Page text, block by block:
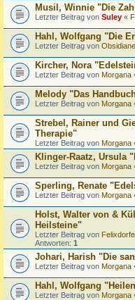
Musil, Winnie "Die
Letzter Beitrag von Suley «
Hahl, Wolfgang "Die
Letzter Beitrag von Obsidiane
Kircher, Nora
Letzter Beitrag von Morgana
Melody "Das
Letzter Beitrag von Morgana
Strebel, Rainer und
Therapie"
Letzter Beitrag von Morgana
Klinger-Raatz, Ursula
Letzter Beitrag von Morgana
Sperling, Renate
Letzter Beitrag von Morgana
Holst, Walter von &
Heilsteine"
Letzter Beitrag von
Antworten: 1
Johari, Harish "Die
Letzter Beitrag von Morgana
Hahl, Wolfgang
Letzter Beitrag von Morgana